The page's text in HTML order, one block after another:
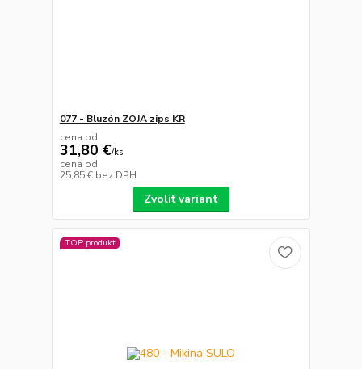
077 - Bluzón ZOJA zips KR
cena od
31,80 €/ks
cena od
25,85 € bez DPH
Zvoliť variant
TOP produkt